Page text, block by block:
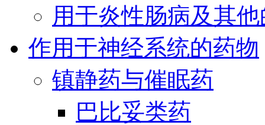
用于炎性肠病及其
作用于神经系统的药物
镇静药与催眠药
巴比妥类药